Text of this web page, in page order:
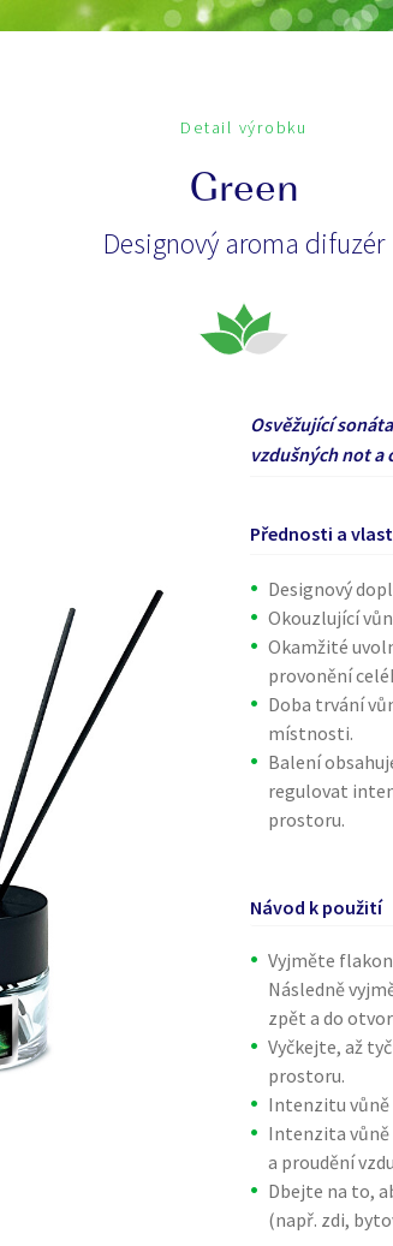
Detail výrobku
Green
Designový aroma difuzér
Osvěžující
vzdušných not a
Přednosti a
Designový
Okouzlující
Okamžité
provonění
Doba trvání
místnosti.
Balení
regulovat
prostoru.
Návod k použití
Vyjměte
Následně
zpět a do
Vyčkejte, až
prostoru.
Intenzitu vůně
Intenzita
a proudění
Dbejte na to,
(např. zdi,